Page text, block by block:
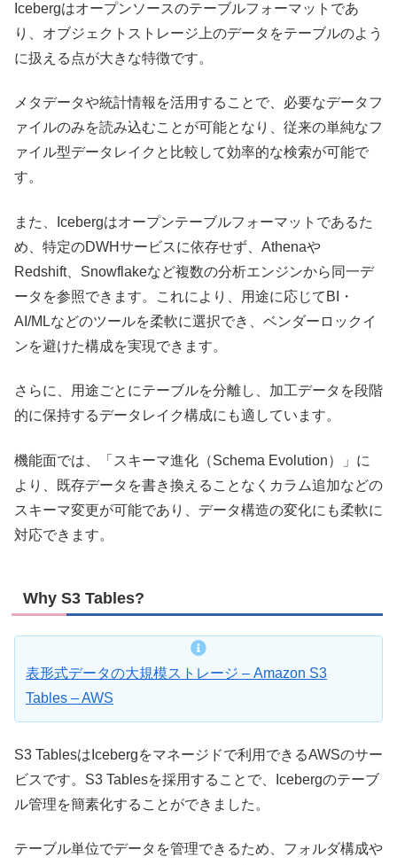
Icebergはオープンソースのテーブルフォーマットであ
り、オブジェクトストレージ上のデータをテーブルのよう
に扱える点が大きな特徴です。
メタデータや統計情報を活用することで、必要なデータフ
ァイルのみを読み込むことが可能となり、従来の単純なフ
ァイル型データレイクと比較して効率的な検索が可能で
す。
また、Icebergはオープンテーブルフォーマットであるた
め、特定のDWHサービスに依存せず、Athenaや
Redshift、Snowflakeなど複数の分析エンジンから同一デ
ータを参照できます。これにより、用途に応じてBI・
AI/MLなどのツールを柔軟に選択でき、ベンダーロックイ
ンを避けた構成を実現できます。
さらに、用途ごとにテーブルを分離し、加工データを段階
的に保持するデータレイク構成にも適しています。
機能面では、「スキーマ進化（Schema Evolution）」に
より、既存データを書き換えることなくカラム追加などの
スキーマ変更が可能であり、データ構造の変化にも柔軟に
対応できます。
Why S3 Tables?
表形式データの大規模ストレージ – Amazon S3
Tables – AWS
S3 TablesはIcebergをマネージドで利用できるAWSのサー
ビスです。S3 Tablesを採用することで、Icebergのテーブ
ル管理を簡素化することができました。
テーブル単位でデータを管理できるため、フォルダ構成や